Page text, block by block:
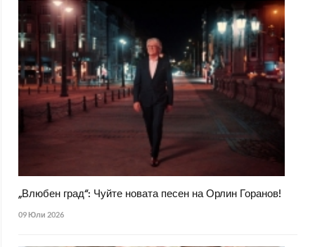
„Влюбен град“: Чуйте новата песен на Орлин Горанов!
09 Юли 2026